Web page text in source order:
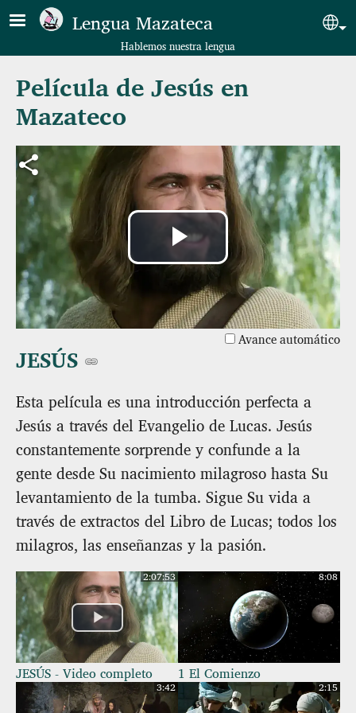
Pasar al contenido principal
Lengua Mazateca
Hablemos nuestra lengua
Película de Jesús en
Mazateco
Reproducir
Vídeo
Avance automático
JESÚS
Esta película es una introducción perfecta a
Jesús a través del Evangelio de Lucas. Jesús
constantemente sorprende y confunde a la
gente desde Su nacimiento milagroso hasta Su
levantamiento de la tumba. Sigue Su vida a
través de extractos del Libro de Lucas; todos los
milagros, las enseñanzas y la pasión.
2:07:53
JESÚS - Video completo
8:08
1 El Comienzo
3:42 2:15